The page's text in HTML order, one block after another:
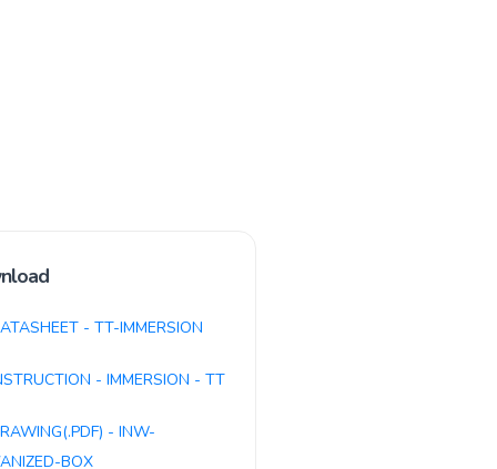
- TT-IMMERSION
- IMMERSION - TT
- INW-
BOX